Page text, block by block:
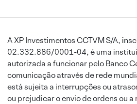
A XP Investimentos CCTVM S/A,
02.332.886/0001-04, é uma
autorizada a funcionar pelo Banco
comunicação através de rede
está sujeita a interrupções ou
ou prejudicar o envio de ordens ou